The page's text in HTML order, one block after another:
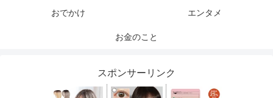
おでかけ エンタメ
お金のこと
スポンサーリンク